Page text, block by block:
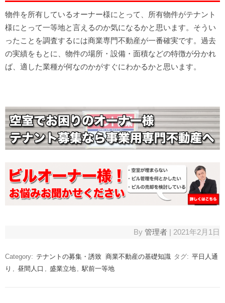
物件を所有しているオーナー様にとって、所有物件がテナント
様にとって一等地と言えるのか気になるかと思います。そうい
ったことを調査するには商業専門不動産が一番確実です。過去
の実績をもとに、物件の場所・設備・面積などの特徴が分かれ
ば、適した業種が何なのかがすぐにわかるかと思います。
By 管理者 | 2021年2月1日
Category: テナントの募集・誘致 商業不動産の基礎知識 タグ: 平日人通
り
昼間人口 盛業立地 駅前一等地